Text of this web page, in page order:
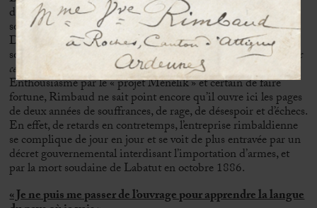
dans l’opération et s’en fut porter, le 14 octobre, sa démission à
son employeur Alfred Bardey.
Dans une lettre du 22 octobre, il en informe sa mère et sa
sœur : « J’ai quitté mon emploi après une violente discussion avec
ces ignobles pignoufs qui prétendaient m’abrutir à perpétuité. »
Enthousiasmé par le « projet Ménélik » et certain de faire
fortune, Rimbaud ne sait point encore qu’il ouvre ici les pages
de deux années de souffrances, de rage, de désespoir et d’échecs.
En effet, de retards en contretemps, l’entreprise rimbaldienne
se complique de jour en jour et se voit de plus entravée par un
décret gouvernemental interdisant l’importation d’armes, et
par la mort soudaine de Labatut en octobre 1886.
« Je ne puis me passer de l’ouvrage pour apprendre la langue